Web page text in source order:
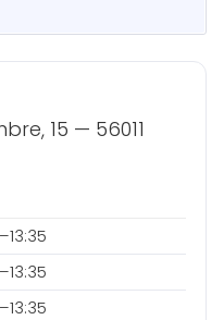
15 — 56011